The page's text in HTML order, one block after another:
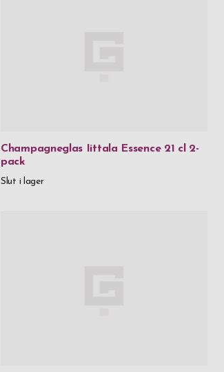
Champagneglas Iittala Essence 21 cl 2-
pack
Slut i lager